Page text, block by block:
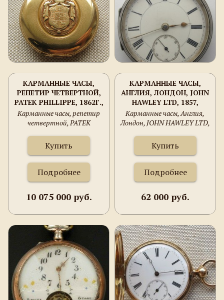
КАРМАННЫЕ ЧАСЫ,
РЕПЕТИР ЧЕТВЕРТНОЙ,
PATEK PHILLIPPE, 1862Г.,
ЗОЛОТО 750 ПРОБА,
106.6ГРАММА, 49ММ.
УРУСОВЫХ.
Карманные часы, репетир
четвертной, PATEK
750 проба, 106.6грамма,
49мм. Швейцария, Женева.
Герб князей Урусовых.
Купить
Подробнее
10 075 000 руб.
КАРМАННЫЕ ЧАСЫ,
АНГЛИЯ, ЛОНДОН, JOHN
HAWLEY LTD, 1857,
57ММ.НА ХОДУ
Карманные часы, Англия,
Лондон, JOHN HAWLEY LTD,
Купить
Подробнее
62 000 руб.